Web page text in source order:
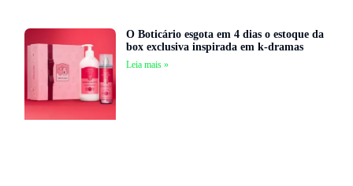
O Boticário esgota em 4 dias o estoque da
box exclusiva inspirada em k-dramas
Leia mais »